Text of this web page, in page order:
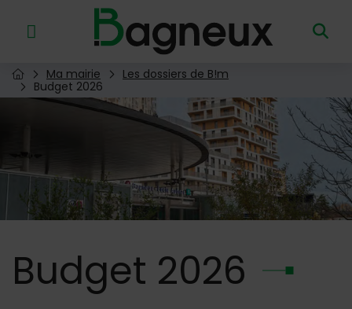
Menu de raccourcis
Retour à l'accueil
Page d'accueil du site
Ma mairie
Les dossiers de B!m
Budget 2026
Budget 2026